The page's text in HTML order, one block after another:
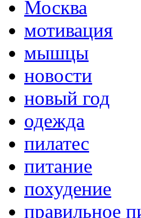
Москва
мотивация
мышцы
новости
новый год
одежда
пилатес
питание
похудение
правильное